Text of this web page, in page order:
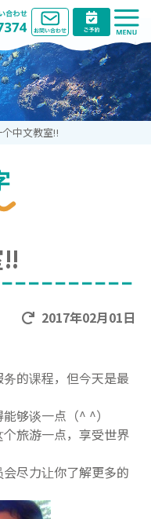
中文教室‼
2017年02月01日
的课程，但今天是最
够谈一点（^ ^）
旅游一点，享受世界
尽力让你了解更多的